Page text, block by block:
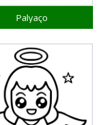
Palyaço